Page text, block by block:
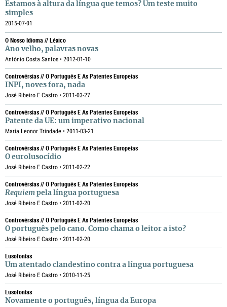
Estamos à altura da língua que temos? Um teste muito
simples
2015-07-01
O Nosso Idioma // Léxico
Ano velho, palavras novas
António Costa Santos • 2012-01-10
Controvérsias // O Português E As Patentes Europeias
INPI, noves fora, nada
José Ribeiro E Castro • 2011-03-27
Controvérsias // O Português E As Patentes Europeias
Patente da UE: um imperativo nacional
Maria Leonor Trindade • 2011-03-21
Controvérsias // O Português E As Patentes Europeias
O eurolusocídio
José Ribeiro E Castro • 2011-02-22
Controvérsias // O Português E As Patentes Europeias
Requiem pela língua portuguesa
José Ribeiro E Castro • 2011-02-20
Controvérsias // O Português E As Patentes Europeias
O português pelo cano. Como chama o leitor a isto?
José Ribeiro E Castro • 2011-02-20
Lusofonias
Um atentado clandestino contra a língua portuguesa
José Ribeiro E Castro • 2010-11-25
Lusofonias
Novamente o português, língua da Europa